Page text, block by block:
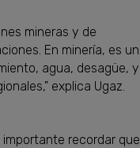
mineras y de
En minería, es un
agua, desagüe,
explica Ugaz.
importante recordar que